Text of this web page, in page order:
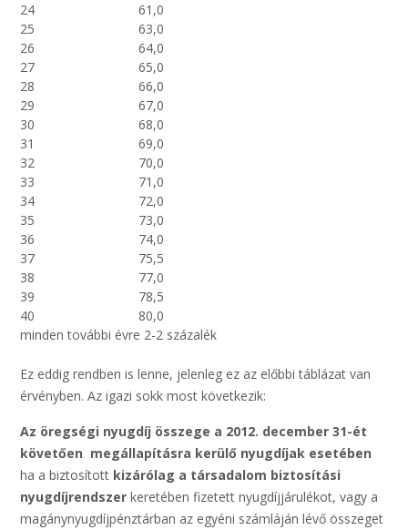
24
61,0
25
63,0
26
64,0
27
65,0
28
66,0
29
67,0
30
68,0
31
69,0
32
70,0
33
71,0
34
72,0
35
73,0
36
74,0
37
75,5
38
77,0
39
78,5
40
80,0
minden további évre 2-2 százalék
Ez eddig rendben is lenne, jelenleg ez az előbbi táblázat van
érvényben. Az igazi sokk most következik:
Az öregségi nyugdíj összege a 2012. december 31-ét
követően megállapításra kerülő nyugdíjak esetében
ha a biztosított kizárólag a társadalom biztosítási
nyugdíjrendszer keretében fizetett nyugdíjjárulékot, vagy a
magánynyugdíjpénztárban az egyéni számláján lévő összeget